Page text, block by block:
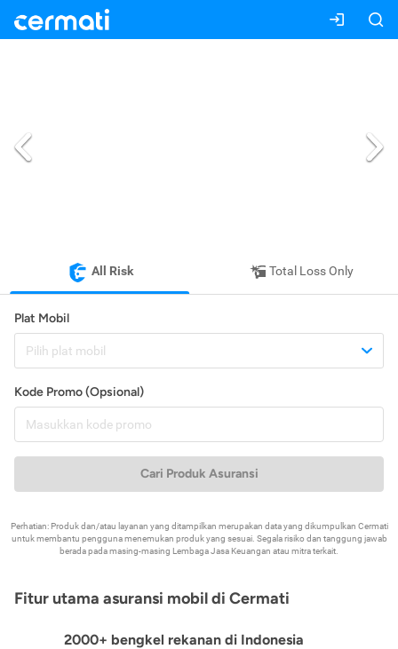
All Risk Total Loss Only
Plat Mobil
Pilih plat mobil
Kode Promo (Opsional)
Cari Produk Asuransi
Perhatian: Produk dan/atau layanan yang ditampilkan merupakan data yang dikumpulkan Cermati
untuk membantu pengguna menemukan produk yang sesuai. Segala risiko dan tanggung jawab
berada pada masing-masing Lembaga Jasa Keuangan atau mitra terkait.
Fitur utama asuransi mobil di Cermati
2000+ bengkel rekanan di Indonesia